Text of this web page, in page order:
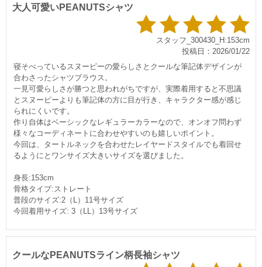
大人可愛いPEANUTSシャツ
スタッフ_300430_H:153cm
投稿日：2026/01/22
寝そべっているスヌーピーの愛らしさとクールな筆記体デザインが
合わさったシャツブラウス。
一見可愛らしさが勝つと思われがちですが、実際着用すると不思議
とスヌーピーよりも筆記体の方に目が行き、キャラクター感が感じ
られにくいです。
作り自体はベーシックなレギュラーカラーなので、オンオフ問わず
様々なコーディネートに合わせやすいのも嬉しいポイント。
今回は、タートルネックを合わせたレイヤードスタイルでも着回せ
るようにとワンサイズ大きいサイズを選びました。
身長:153cm
骨格タイプ:ストレート
普段のサイズ:2（L）11号サイズ
今回着用サイズ: 3（LL）13号サイズ
クールなPEANUTSライン柄長袖シャツ